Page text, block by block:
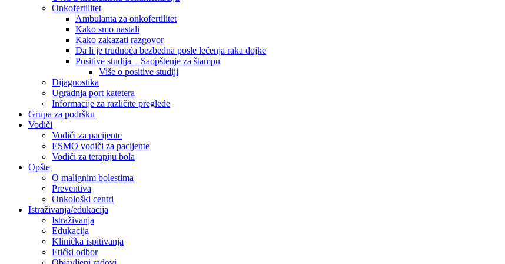
Onkofertilitet
Ambulanta za onkofertilitet
Kako smo nastali
Kako zakazati razgovor
Da li je trudnoća bezbedna posle lečenja raka dojke
Positive studija – Saopštenje za štampu
Više o positive studiji
Dijagnostika
Ugradnja port katetera
Informacije za različite preglede
Grupa za podršku
Vodiči
Vodiči za pacijente
ESMO vodiči za pacijente
Vodiči za terapiju bola
Opšte
O malignim bolestima
Preventiva
Onkološki centri
Istraživanja/edukacija
Istraživanja
Edukacija
Klinička ispitivanja
Etički odbor